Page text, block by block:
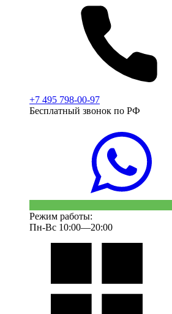
+7 495 798-00-97
Бесплатный звонок по РФ
Режим работы:
Пн-Вс 10:00—20:00